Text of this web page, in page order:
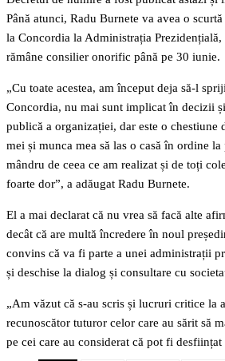
Până atunci, Radu Burnete va avea o
la Concordia la Administrația Prezidențială,
rămâne consilier onorific până pe 30 iunie.
„Cu toate acestea, am început deja să-l
Concordia, nu mai sunt implicat în decizii
publică a organizației, dar este o chestiune
mei și munca mea să las o casă în ordine la
mândru de ceea ce am realizat și de toți
foarte dor”, a adăugat Radu Burnete.
El a mai declarat că nu vrea să facă alte
decât că are multă încredere în noul
convins că va fi parte a unei administrații
și deschise la dialog și consultare cu
„Am văzut că s-au scris și lucruri critice la
recunoscător tuturor celor care au sărit să
pe cei care au considerat că pot fi